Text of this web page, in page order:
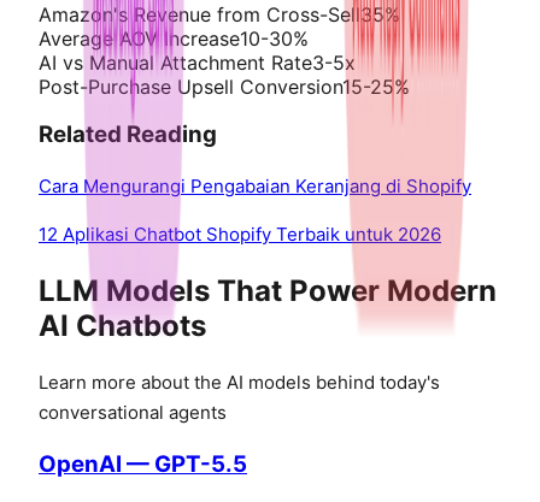
Amazon's Revenue from Cross-Sell35%
Average AOV Increase10-30%
AI vs Manual Attachment Rate3-5x
Post-Purchase Upsell Conversion15-25%
Related Reading
Cara Mengurangi Pengabaian Keranjang di Shopify
12 Aplikasi Chatbot Shopify Terbaik untuk 2026
LLM Models That Power Modern
AI Chatbots
Learn more about the AI models behind today's
conversational agents
OpenAI — GPT-5.5